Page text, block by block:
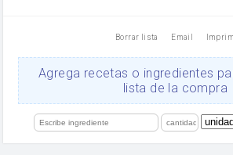
Ajos
salsa de soja
limón
Borrar lista Email
Agrega recetas o ingredientes
lista de la compra